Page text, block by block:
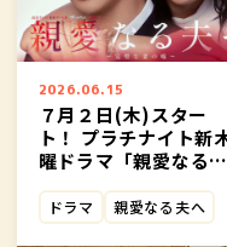
2026.06.15
７月２日(木)スター
ト！ プラチナイト新木
曜ドラマ「親愛なる夫
狂愛あふれるポスター
ビジュアルを初公開！
ドラマ 親愛なる夫へ